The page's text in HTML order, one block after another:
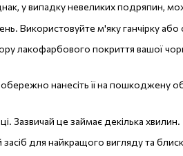
у випадку невеликих подряпин,
Використовуйте м'яку ганчірку або
лакофарбового покриття вашої
нанесіть її на пошкоджену
Зазвичай це займає декілька хвилин.
для найкращого вигляду та